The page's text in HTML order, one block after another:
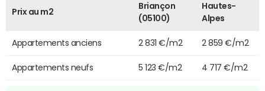
Prix au m2
Briançon
(05100)
Hautes-
Alpes
Appartements anciens 2 831 €/m2 2 859 €/m2
Appartements neufs 5 123 €/m2 4 717 €/m2